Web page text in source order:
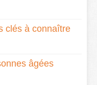
clés à connaître
âgées